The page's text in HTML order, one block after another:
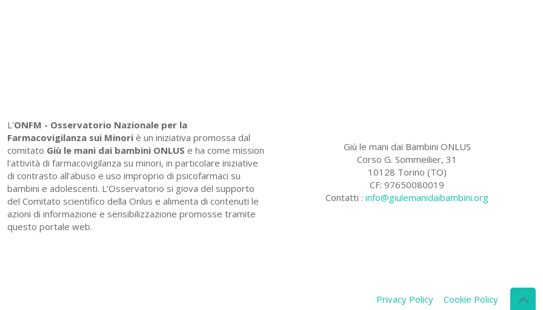
L'ONFM - Osservatorio Nazionale per la
Farmacovigilanza sui Minori è un iniziativa promossa dal
comitato Giù le mani dai bambini ONLUS e ha come mission
l'attività di farmacovigilanza su minori, in particolare iniziative
di contrasto all’abuso e uso improprio di psicofarmaci su
bambini e adolescenti. L’Osservatorio si giova del supporto
del Comitato scientifico della Onlus e alimenta di contenuti le
azioni di informazione e sensibilizzazione promosse tramite
questo portale web.
Giù le mani dai Bambini ONLUS
Corso G. Sommeilier, 31
10128 Torino (TO)
CF: 97650080019
Contatti :info@giulemanidaibambini.org
Privacy Policy Cookie Policy